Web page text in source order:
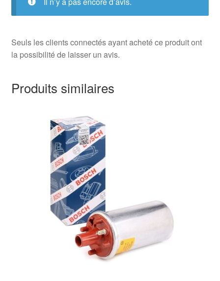
Seuls les clients connectés ayant acheté ce produit ont
la possibilité de laisser un avis.
Produits similaires